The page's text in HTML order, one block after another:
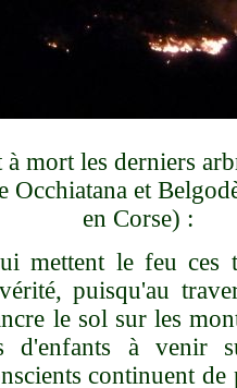
mort les derniers
Occhiatana et
en Corse) :
mettent le feu ces
vérité, puisqu'au
le sol sur les
d'enfants à venir
continuent de